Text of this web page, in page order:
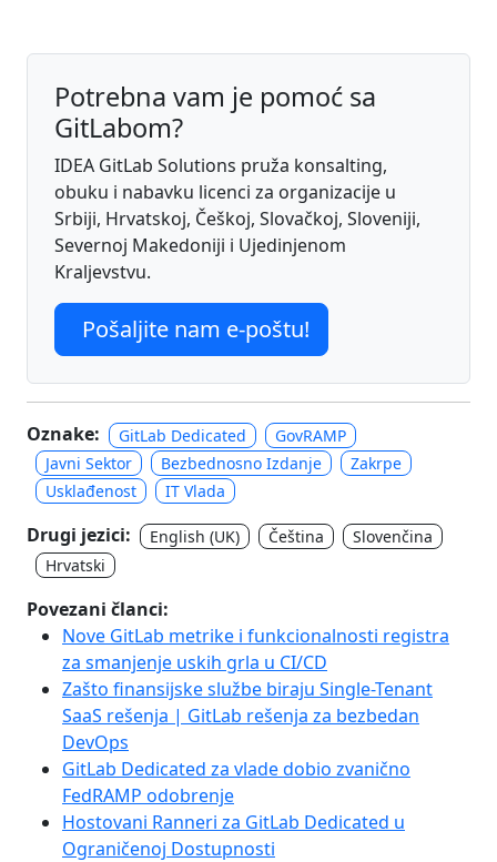
Potrebna vam je pomoć sa
GitLabom?
IDEA GitLab Solutions pruža konsalting,
obuku i nabavku licenci za organizacije u
Srbiji, Hrvatskoj, Češkoj, Slovačkoj, Sloveniji,
Severnoj Makedoniji i Ujedinjenom
Kraljevstvu.
Pošaljite nam e-poštu!
Oznake: GitLab Dedicated
GovRAMP
Javni Sektor
Bezbednosno Izdanje
Zakrpe
Usklađenost
IT Vlada
Drugi jezici: English (UK) Čeština
Slovenčina
Hrvatski
Povezani članci:
Nove GitLab metrike i funkcionalnosti registra
za smanjenje uskih grla u CI/CD
Zašto finansijske službe biraju Single-Tenant
SaaS rešenja | GitLab rešenja za bezbedan
DevOps
GitLab Dedicated za vlade dobio zvanično
FedRAMP odobrenje
Hostovani Ranneri za GitLab Dedicated u
Ograničenoj Dostupnosti